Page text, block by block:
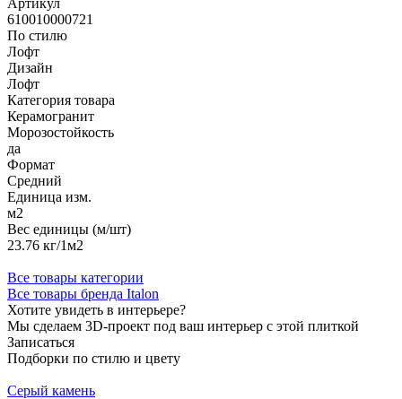
610010000721
По стилю
Лофт
Дизайн
Лофт
Категория товара
Керамогранит
Морозостойкость
да
Формат
Средний
Единица изм.
м2
Вес единицы (м/шт)
23.76 кг/1м2
Все товары категории
Все товары бренда Italon
Хотите увидеть в интерьере?
Мы сделаем 3D-проект под ваш интерьер с этой плиткой
Записаться
Подборки по стилю и цвету
Серый камень